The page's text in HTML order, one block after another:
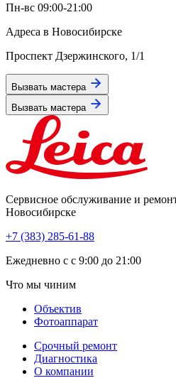
Пн-вс 09:00-21:00
Адреса в Новосибирске
Проспект Дзержинского, 1/1
Вызвать мастера
Вызвать мастера
Сервисное обслуживание и
Новосибирске
+7 (383) 285-61-88
Eжедневно с с 9:00 до 21:00
Что мы чиним
Объектив
Фотоаппарат
Срочный ремонт
Диагностика
О компании